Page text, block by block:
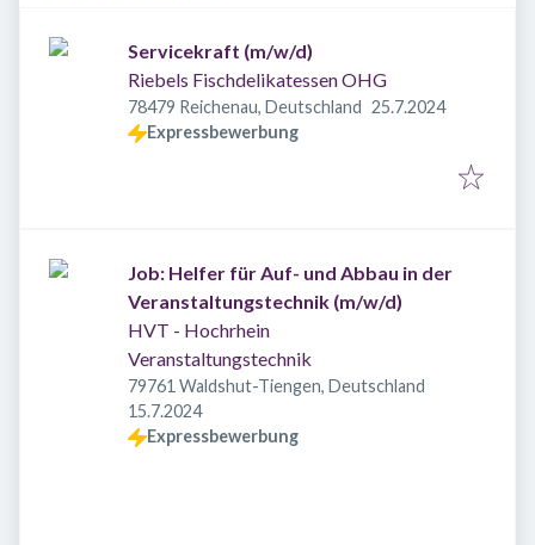
Servicekraft (m/w/d)
Riebels Fischdelikatessen OHG
78479 Reichenau, Deutschland Veröffentlicht
25.7.2024
Expressbewerbung
Job: Helfer für Auf- und Abbau in der
Veranstaltungstechnik (m/w/d)
HVT - Hochrhein
Veranstaltungstechnik
79761 Waldshut-Tiengen, Deutschland
Veröffentlicht
15.7.2024
Expressbewerbung